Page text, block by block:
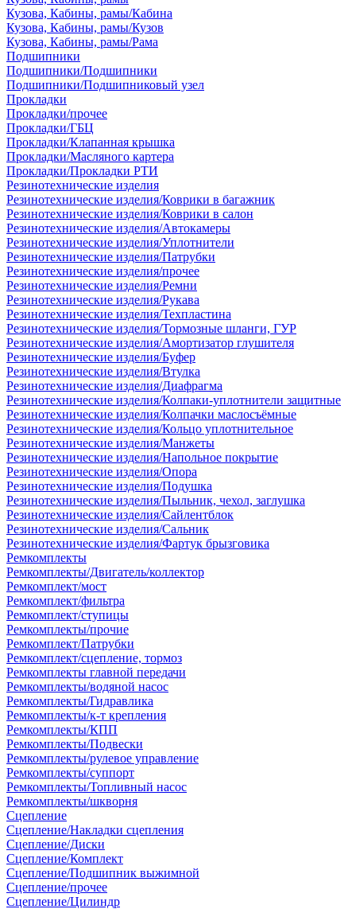
Кузова, Кабины, рамы/Кабина
Кузова, Кабины, рамы/Кузов
Кузова, Кабины, рамы/Рама
Подшипники
Подшипники/Подшипники
Подшипники/Подшипниковый узел
Прокладки
Прокладки/прочее
Прокладки/ГБЦ
Прокладки/Клапанная крышка
Прокладки/Масляного картера
Прокладки/Прокладки РТИ
Резинотехнические изделия
Резинотехнические изделия/Коврики в багажник
Резинотехнические изделия/Коврики в салон
Резинотехнические изделия/Автокамеры
Резинотехнические изделия/Уплотнители
Резинотехнические изделия/Патрубки
Резинотехнические изделия/прочее
Резинотехнические изделия/Ремни
Резинотехнические изделия/Рукава
Резинотехнические изделия/Техпластина
Резинотехнические изделия/Тормозные шланги, ГУР
Резинотехнические изделия/Амортизатор глушителя
Резинотехнические изделия/Буфер
Резинотехнические изделия/Втулка
Резинотехнические изделия/Диафрагма
Резинотехнические изделия/Колпаки-уплотнители защитные
Резинотехнические изделия/Колпачки маслосъёмные
Резинотехнические изделия/Кольцо уплотнительное
Резинотехнические изделия/Манжеты
Резинотехнические изделия/Напольное покрытие
Резинотехнические изделия/Опора
Резинотехнические изделия/Подушка
Резинотехнические изделия/Пыльник, чехол, заглушка
Резинотехнические изделия/Сайлентблок
Резинотехнические изделия/Сальник
Резинотехнические изделия/Фартук брызговика
Ремкомплекты
Ремкомплекты/Двигатель/коллектор
Ремкомплект/мост
Ремкомплект/фильтра
Ремкомплект/ступицы
Ремкомплекты/прочие
Ремкомплект/Патрубки
Ремкомплект/сцепление, тормоз
Ремкомплекты главной передачи
Ремкомплекты/водяной насос
Ремкомплекты/Гидравлика
Ремкомплекты/к-т крепления
Ремкомплекты/КПП
Ремкомплекты/Подвески
Ремкомплекты/рулевое управление
Ремкомплекты/суппорт
Ремкомплекты/Топливный насос
Ремкомплекты/шкворня
Сцепление
Сцепление/Накладки сцепления
Сцепление/Диски
Сцепление/Комплект
Сцепление/Подшипник выжимной
Сцепление/прочее
Сцепление/Цилиндр